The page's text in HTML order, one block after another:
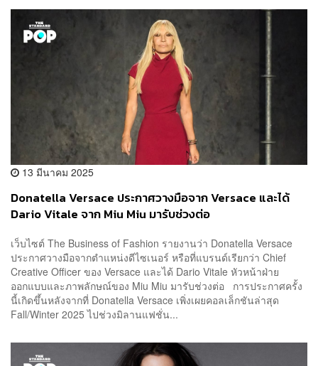
13 มีนาคม 2025
Donatella Versace ประกาศวางมือจาก Versace และได้
Dario Vitale จาก Miu Miu มารับช่วงต่อ
เว็บไซต์ The Business of Fashion รายงานว่า Donatella Versace
ประกาศวางมือจากตำแหน่งดีไซเนอร์ หรือที่แบรนด์เรียกว่า Chief
Creative Officer ของ Versace และได้ Dario Vitale หัวหน้าฝ่าย
ออกแบบและภาพลักษณ์ของ Miu Miu มารับช่วงต่อ การประกาศครั้ง
นี้เกิดขึ้นหลังจากที่ Donatella Versace เพิ่งเผยคอลเล็กชันล่าสุด
Fall/Winter 2025 ไปช่วงมิลานแฟชั่น...